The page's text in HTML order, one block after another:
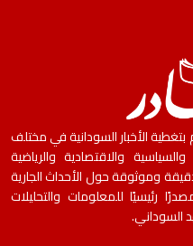
الأخبار السودانية في مختلف
والاقتصادية والرياضية
وموثوقة حول الأحداث الجارية
رئيسيًا للمعلومات والتحليلات
السوداني.